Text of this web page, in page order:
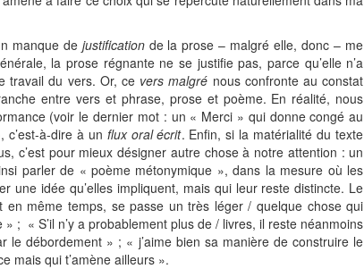
manque de justificationde la prose – malgré elle, donc – me
la prose régnante ne se justifie pas, parce qu’elle n’a
travail du vers. Or, ce vers malgré nous confronte au constat
entre vers et phrase, prose et poème. En réalité, nous
(voir le dernier mot : un « Merci » qui donne congé au
c’est-à-dire à un flux oral écrit. Enfin, si la matérialité du texte
c’est pour mieux désigner autre chose à notre attention : un
parler de « poème métonymique », dans la mesure où les
une idée qu’elles impliquent, mais qui leur reste distincte. Le
même temps, se passe un très léger / quelque chose qui
; « S’il n’y a probablement plus de / livres, il reste néanmoins
le débordement » ; « j’aime bien sa manière de construire le
mais qui t’amène ailleurs ».